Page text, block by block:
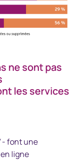
ne sont pas
les services
- font une
ligne